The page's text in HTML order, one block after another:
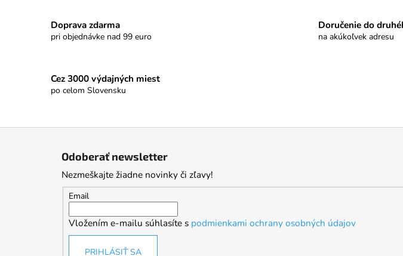
Doprava zdarma
pri objednávke nad 99 euro
Doručenie do
na akúkoľvek adresu
Cez 3000 výdajných miest
po celom Slovensku
Odoberať newsletter
Nezmeškajte žiadne novinky či zľavy!
Email
Vložením e-mailu súhlasíte s podmienkami ochrany osobných údajov
PRIHLÁSIŤ SA